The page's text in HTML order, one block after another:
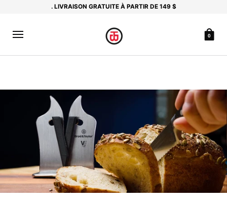
. LIVRAISON GRATUITE À PARTIR DE 149 $
0